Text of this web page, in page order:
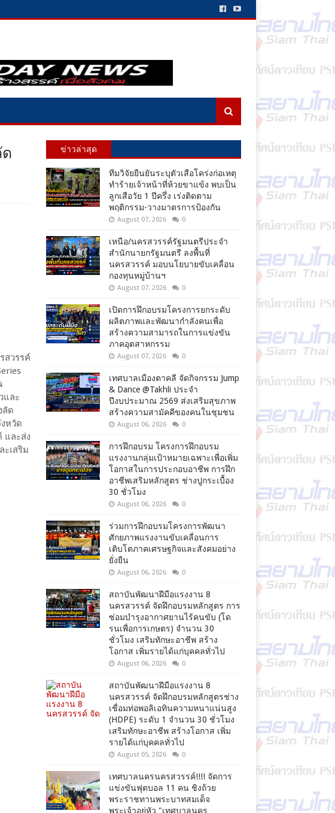
วรรค์
และ
ลัด
หวัด
และส่ง
ะเสริม
ข่าวล่าสุด
ทีมวิจัยยืนยันระบุตัวเสือโคร่งก่อเหตุ
ทำร้ายเจ้าหน้าที่ห้วยขาแข้ง พบเป็น
ลูกเสือวัย 1 ปีครึ่ง เร่งติดตาม
พฤติกรรม-วางมาตรการป้องกัน
August 07, 2026 0
เหนือ/นครสวรรค์รัฐมนตรีประจำ
สำนักนายกรัฐมนตรี ลงพื้นที่
นครสวรรค์ มอบนโยบายขับเคลื่อน
กองทุนหมู่บ้านฯ
August 07, 2026 0
เปิดการฝึกอบรมโครงการยกระดับ
ผลิตภาพและพัฒนากำลังคนเพื่อ
สร้างความสามารถในการแข่งขัน
ภาคอุตสาหกรรม
August 07, 2026 0
เทศบาลเมืองตาคลี จัดกิจกรรม Jump
& Dance @Takhli ประจำ
ปีงบประมาณ 2569 ส่งเสริมสุขภาพ
สร้างความสามัคคีของคนในชุมชน
August 06, 2026 0
การฝึกอบรม โครงการฝึกอบรม
แรงงานกลุ่มเป้าหมายเฉพาะเพื่อเพิ่ม
โอกาสในการประกอบอาชีพ การฝึก
อาชีพเสริมหลักสูตร ช่างปูกระเบื้อง
30 ชั่วโมง
August 06, 2026 0
ร่วมการฝึกอบรมโครงการพัฒนา
ศักยภาพแรงงานขับเคลื่อนการ
เติบโตภาคเศรษฐกิจและสังคมอย่าง
ยั่งยืน
August 06, 2026 0
สถาบันพัฒนาฝีมือแรงงาน 8
นครสวรรค์ จัดฝึกอบรมหลักสูตร การ
ซ่อมบำรุงอากาศยานไร้คนขับ (โด
รนเพื่อการเกษตร) จำนวน 30
ชั่วโมง เสริมทักษะอาชีพ สร้าง
โอกาส เพิ่มรายได้แก่บุคคลทั่วไป
August 06, 2026 0
สถาบันพัฒนาฝีมือแรงงาน 8
นครสวรรค์ จัดฝึกอบรมหลักสูตรช่าง
เชื่อมท่อพอลิเอทินความหนาแน่นสูง
(HDPE) ระดับ 1 จำนวน 30 ชั่วโมง
เสริมทักษะอาชีพ สร้างโอกาส เพิ่ม
รายได้แก่บุคคลทั่วไป
August 05, 2026 0
เทศบาลนครนครสวรรค์!!!! จัดการ
แข่งขันฟุตบอล 11 คน ชิงถ้วย
พระราชทานพระบาทสมเด็จ
พระเจ้าอยู่หัว "เทศบาลนคร